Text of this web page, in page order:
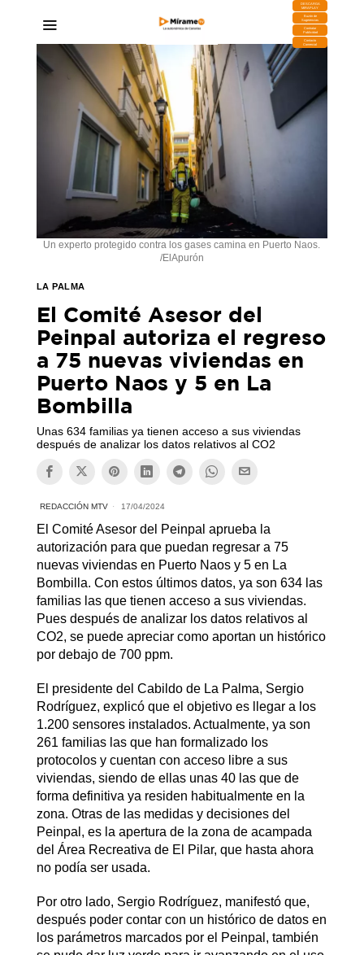
DESCARGA
MIRAPLAY
Buzón de
Sugerencias
Contratar
Publicidad
Contacto
Comercial
Un experto protegido contra los gases camina en Puerto Naos.
/ElApurón
LA PALMA
El Comité Asesor del
Peinpal autoriza el regreso
a 75 nuevas viviendas en
Puerto Naos y 5 en La
Bombilla
Unas 634 familias ya tienen acceso a sus viviendas
después de analizar los datos relativos al CO2
REDACCIÓN MTV 17/04/2024
El Comité Asesor del Peinpal aprueba la
autorización para que puedan regresar a 75
nuevas viviendas en Puerto Naos y 5 en La
Bombilla. Con estos últimos datos, ya son 634 las
familias las que tienen acceso a sus viviendas.
Pues después de analizar los datos relativos al
CO2, se puede apreciar como aportan un histórico
por debajo de 700 ppm.
El presidente del Cabildo de La Palma, Sergio
Rodríguez, explicó que el objetivo es llegar a los
1.200 sensores instalados. Actualmente, ya son
261 familias las que han formalizado los
protocolos y cuentan con acceso libre a sus
viviendas, siendo de ellas unas 40 las que de
forma definitiva ya residen habitualmente en la
zona. Otras de las medidas y decisiones del
Peinpal, es la apertura de la zona de acampada
del Área Recreativa de El Pilar, que hasta ahora
no podía ser usada.
Por otro lado, Sergio Rodríguez, manifestó que,
después poder contar con un histórico de datos en
los parámetros marcados por el Peinpal, también